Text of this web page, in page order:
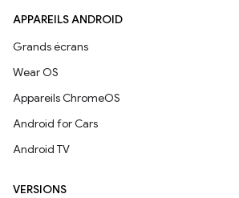
APPAREILS ANDROID
Grands écrans
Wear OS
Appareils ChromeOS
Android for Cars
Android TV
VERSIONS